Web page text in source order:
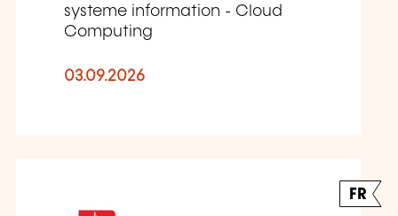
systeme information - Cloud
Computing
03.09.2026
FR